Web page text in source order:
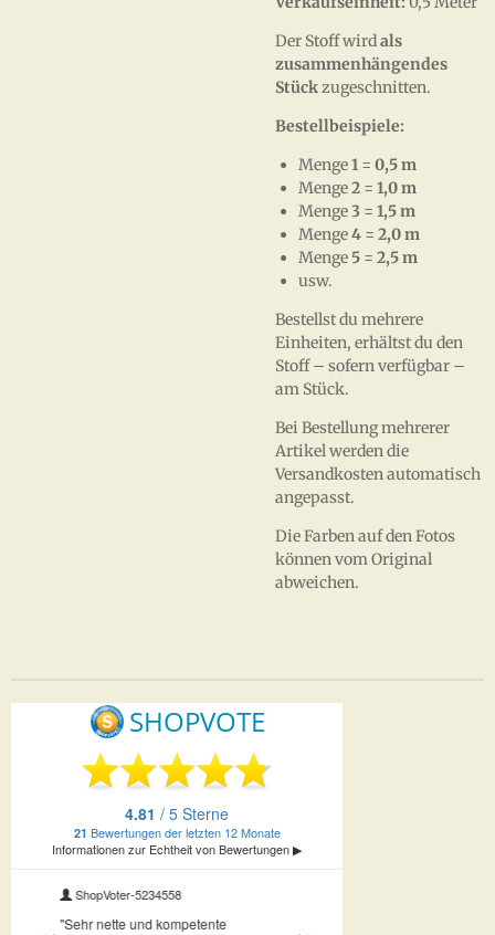
Der Stoff wirdals
zusammenhängendes
Stückzugeschnitten.
Bestellbeispiele:
Menge1 = 0,5 m
Menge2 = 1,0 m
Menge3 = 1,5 m
Menge4 = 2,0 m
Menge 5 = 2,5 m
usw.
Bestellst du mehrere
Einheiten, erhältst du den
Stoff – sofern verfügbar –
am Stück.
Bei Bestellung mehrerer
Artikel werden die
Versandkosten automatisch
angepasst.
Die Farben auf den Fotos
können vom Original
abweichen.